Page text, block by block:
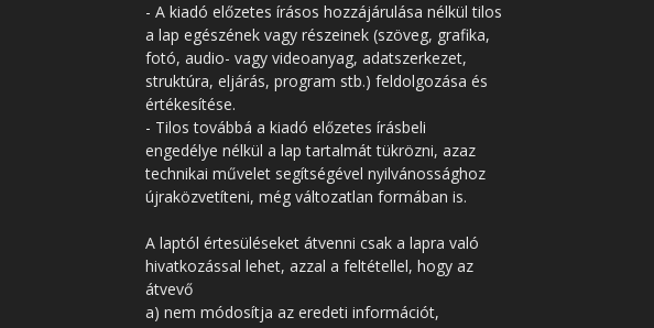
- A kiadó előzetes írásos hozzájárulása nélkül tilos
a lap egészének vagy részeinek (szöveg, grafika,
fotó, audio- vagy videoanyag, adatszerkezet,
struktúra, eljárás, program stb.) feldolgozása és
értékesítése.
- Tilos továbbá a kiadó előzetes írásbeli
engedélye nélkül a lap tartalmát tükrözni, azaz
technikai művelet segítségével nyilvánossághoz
újraközvetíteni, még változatlan formában is.
A laptól értesüléseket átvenni csak a lapra való
hivatkozással lehet, azzal a feltétellel, hogy az
átvevő
a) nem módosítja az eredeti információt,